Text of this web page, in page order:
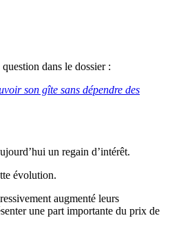
dans le dossier :
son gîte sans dépendre des
un regain d’intérêt.
évolution.
augmenté leurs
une part importante du prix de